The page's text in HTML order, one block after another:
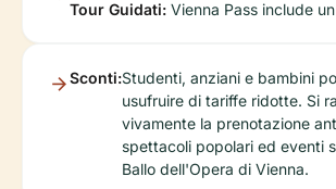
Tour Guidati: Vienna Pass include
Sconti:Studenti, anziani e bambini
usufruire di tariffe ridotte. Si
vivamente la prenotazione
spettacoli popolari ed eventi
Ballo dell'Opera di Vienna.